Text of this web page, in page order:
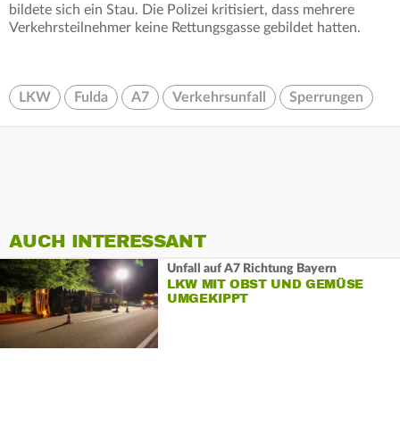
bildete sich ein Stau. Die Polizei kritisiert, dass mehrere
Verkehrsteilnehmer keine Rettungsgasse gebildet hatten.
LKW Fulda A7 Verkehrsunfall Sperrungen
AUCH INTERESSANT
Unfall auf A7 Richtung Bayern
LKW MIT OBST UND GEMÜSE
UMGEKIPPT